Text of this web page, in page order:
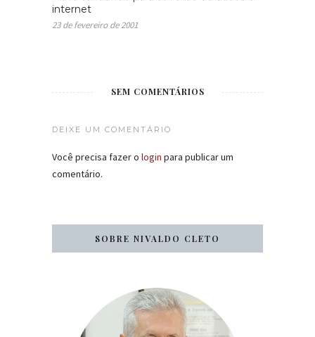
internet
23 de fevereiro de 2001
SEM COMENTÁRIOS
DEIXE UM COMENTÁRIO
Você precisa fazer o login para publicar um
comentário.
SOBRE NIVALDO CLETO